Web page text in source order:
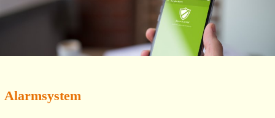
Alarmsystem